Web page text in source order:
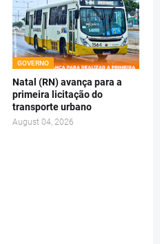
GOVERNO
Natal (RN) avança para a
primeira licitação do
transporte urbano
August 04, 2026